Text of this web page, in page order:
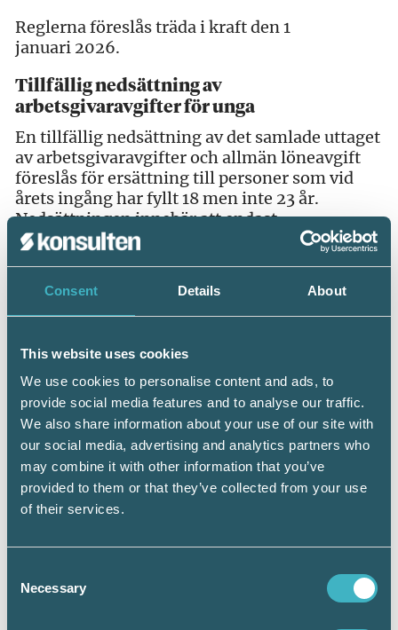
Consent Details About
This website uses cookies
We use cookies to personalise content and ads, to
provide social media features and to analyse our traffic.
We also share information about your use of our site with
our social media, advertising and analytics partners who
may combine it with other information that you’ve
provided to them or that they’ve collected from your use
of their services.
Selection
Necessary
Reglerna föreslås träda i kraft den 1
januari 2026.
Tillfällig nedsättning av
arbetsgivaravgifter för unga
En tillfällig nedsättning av det samlade uttaget
av arbetsgivaravgifter och allmän löneavgift
föreslås för ersättning till personer som vid
årets ingång har fyllt 18 men inte 23 år.
Nedsättningen innebär att endast
ålderspensionsavgiften och hälften av de
övriga avgifterna ska betalas på ersättning upp
Reglerna föreslås träda i kraft den 1 april
som betalas ut under perioden den 1 april 2026
till och med den 30 september 2027.
Sänkt matmoms
Regeringen avser att under hösten 2025
återkomma till riksdagen med förslag om
tillfälligt sänkt mervärdesskattesats på
livsmedel från 12 procent till 6 procent.
Sänkningen föreslås träda i kraft den 1 april
2026 och gälla t.o.m. den 31 december 2027.